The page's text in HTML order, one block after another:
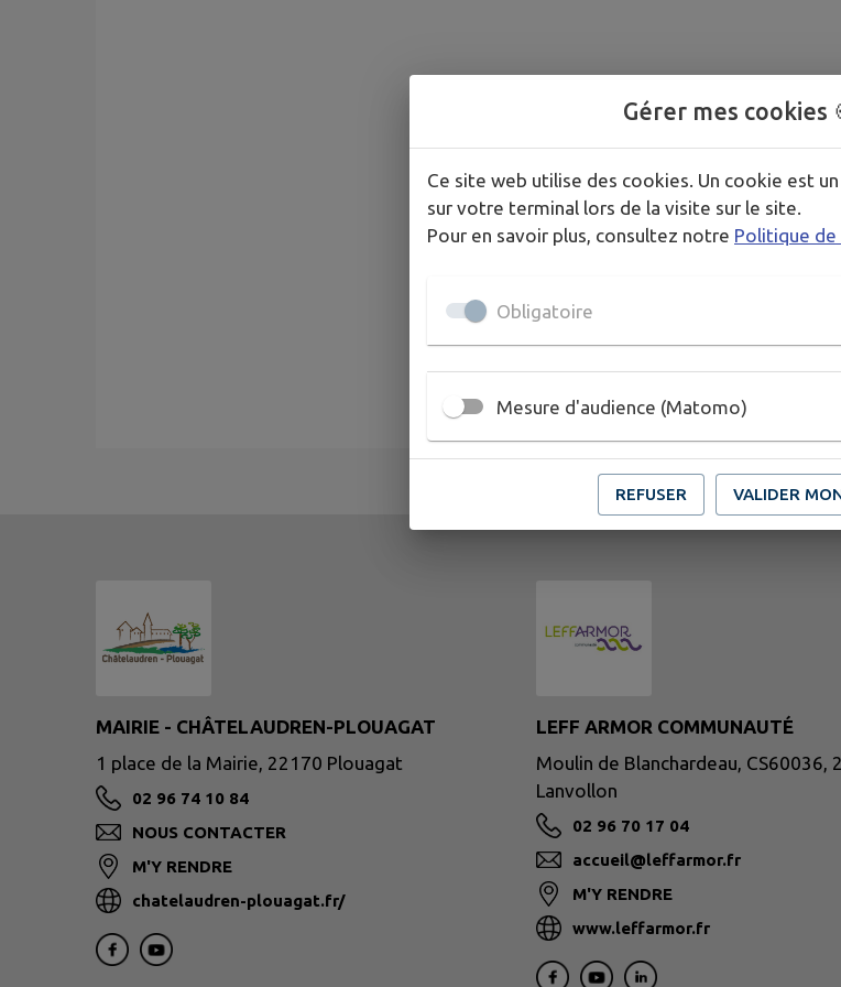
MAIRIE - CHÂTELAUDREN-PLOUAGAT
1 place de la Mairie, 22170 Plouagat
02 96 74 10 84
NOUS CONTACTER
M'Y RENDRE
chatelaudren-plouagat.fr/
LEFF ARMOR COMMUNAUTÉ
Moulin de Blanchardeau, CS60036,
Lanvollon
02 96 70 17 04
accueil@leffarmor.fr
M'Y RENDRE
www.leffarmor.fr
Gérer mes cookies
Ce site web utilise des cookies. Un cookie est
sur votre terminal lors de la visite sur le site.
Pour en savoir plus, consultez notre Politique
Obligatoire
Mesure d'audience (Matomo)
REFUSER VALIDER